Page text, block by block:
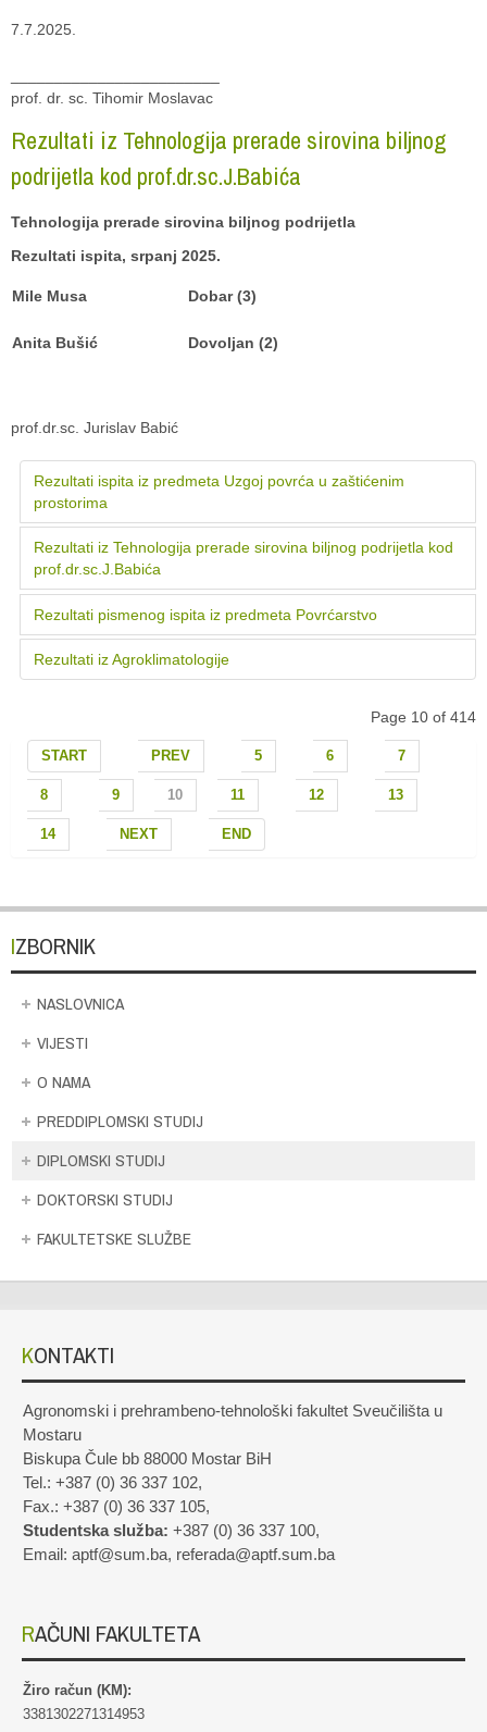
7.7.2025.
prof. dr. sc. Tihomir Moslavac
Rezultati iz Tehnologija prerade sirovina biljnog
podrijetla kod prof.dr.sc.J.Babića
Tehnologija prerade sirovina biljnog podrijetla
Rezultati ispita, srpanj 2025.
Mile Musa Dobar (3)
Anita Bušić Dovoljan (2)
prof.dr.sc. Jurislav Babić
Rezultati ispita iz predmeta Uzgoj povrća u zaštićenim
prostorima
Rezultati iz Tehnologija prerade sirovina biljnog podrijetla kod
prof.dr.sc.J.Babića
Rezultati pismenog ispita iz predmeta Povrćarstvo
Rezultati iz Agroklimatologije
Page 10 of 414
START PREV 5 6 7
8 9 10 11 12 13
14 NEXT END
IZBORNIK
NASLOVNICA
VIJESTI
O NAMA
PREDDIPLOMSKI STUDIJ
DIPLOMSKI STUDIJ
DOKTORSKI STUDIJ
FAKULTETSKE SLUŽBE
KONTAKTI
Agronomski i prehrambeno-tehnološki fakultet Sveučilišta u
Mostaru
Biskupa Čule bb 88000 Mostar BiH
Tel.: +387 (0) 36 337 102,
Fax.: +387 (0) 36 337 105,
Studentska služba: +387 (0) 36 337 100,
Email: aptf@sum.ba, referada@aptf.sum.ba
RAČUNI FAKULTETA
Žiro račun (KM):
3381302271314953